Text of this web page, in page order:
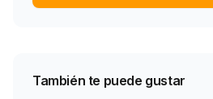
También te puede gustar